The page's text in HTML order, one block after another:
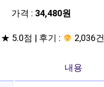
가격 : 34,480원
5.0점 | 후기 :
2,036건
내용